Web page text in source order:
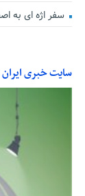
سفر اژه ای به
سایت خبری ایران